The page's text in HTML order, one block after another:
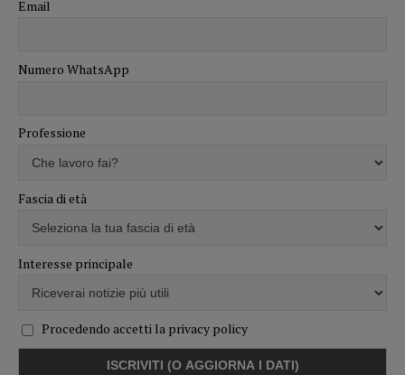
Email
Numero WhatsApp
Professione
Fascia di età
Interesse principale
Procedendo accetti la privacy policy